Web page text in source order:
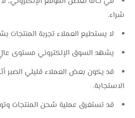
شراء.
لا يستطيع العملاء تجربة المنتجات
يشهد السوق الإلكتروني مستوى
قد يكون بعض العملاء قليلي الصبر
الاستجابة.
قد تستغرق عملية شحن المنتجات